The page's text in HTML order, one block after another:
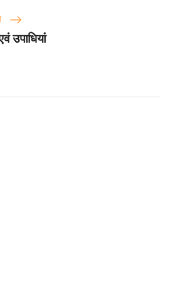
उपाधियां